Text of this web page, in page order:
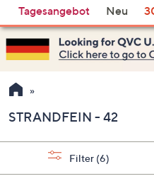
Vorschläge
verfügbar
sind,
verwenden
Sie
Pfeiltasten
nach
und
Tagesangebot Neu
STRANDFEIN - 42
Filter (6)